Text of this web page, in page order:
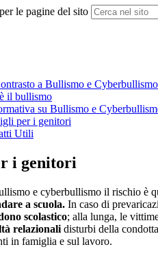
le pagine del sito
a Bullismo e Cyberbullismo
il bullismo
su Bullismo e
per i genitori
Utili
i genitori
e cyberbullismo il rischio è
a scuola. In caso di
scolastico; alla lunga, le
relazionali disturbi della
in famiglia e sul lavoro.